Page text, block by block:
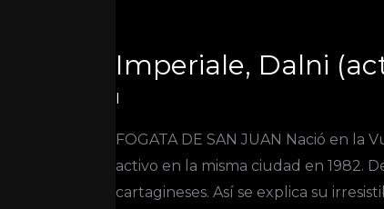
Imperiale, Dalni
FOGATA DE SAN JUAN Nació en la
activo en la misma ciudad en 1982.
cartagineses. Así se explica su
(act
1930-
1982)